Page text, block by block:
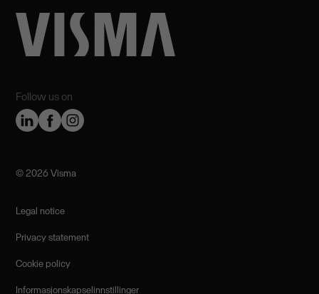
Follow us on
©️ 2026 Visma
Legal notice
Privacy statement
Cookie policy
Informasjonskapselinnstillinger